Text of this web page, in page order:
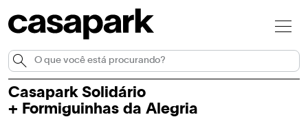
Casapark Solidário
+ Formiguinhas da Alegria